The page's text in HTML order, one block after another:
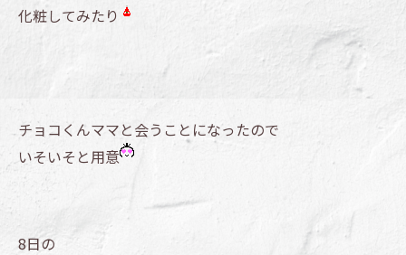
化粧してみたり
チョコくんママと会うことになったので
いそいそと用意
8日の